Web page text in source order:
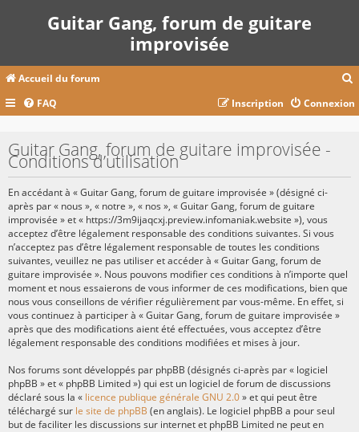
Guitar Gang, forum de guitare
improvisée
Accueil du forum
c
FAQ Connexion
Inscription
Guitar Gang, forum de guitare improvisée -
Conditions d’utilisation
En accédant à « Guitar Gang, forum de guitare improvisée » (désigné ci-
après par « nous », « notre », « nos », « Guitar Gang, forum de guitare
improvisée » et « https://3m9ijaqcxj.preview.infomaniak.website »), vous
acceptez d’être légalement responsable des conditions suivantes. Si vous
n’acceptez pas d’être légalement responsable de toutes les conditions
suivantes, veuillez ne pas utiliser et accéder à « Guitar Gang, forum de
guitare improvisée ». Nous pouvons modifier ces conditions à n’importe quel
moment et nous essaierons de vous informer de ces modifications, bien que
nous vous conseillons de vérifier régulièrement par vous-même. En effet, si
vous continuez à participer à « Guitar Gang, forum de guitare improvisée »
après que des modifications aient été effectuées, vous acceptez d’être
légalement responsable des conditions modifiées et mises à jour.
Nos forums sont développés par phpBB (désignés ci-après par « logiciel
phpBB » et « phpBB Limited ») qui est un logiciel de forum de discussions
déclaré sous la « licence publique générale GNU 2.0» et qui peut être
téléchargé sur le site de phpBB (en anglais). Le logiciel phpBB a pour seul
but de faciliter les discussions sur internet et phpBB Limited ne peut en